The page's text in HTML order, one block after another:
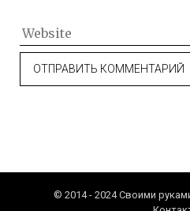
© 2014 - 2024 Своими